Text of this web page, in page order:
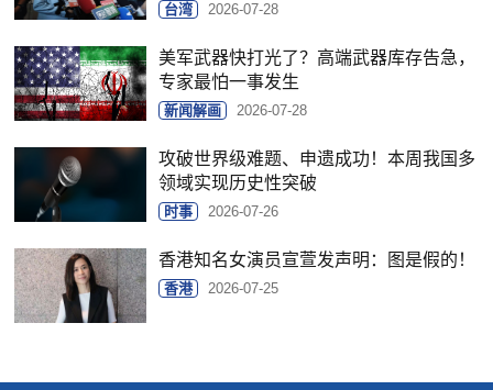
台湾 2026-07-28
美军武器快打光了？高端武器库存告急，
专家最怕一事发生
新闻解画 2026-07-28
攻破世界级难题、申遗成功！本周我国多
领域实现历史性突破
时事 2026-07-26
香港知名女演员宣萱发声明：图是假的！
香港 2026-07-25